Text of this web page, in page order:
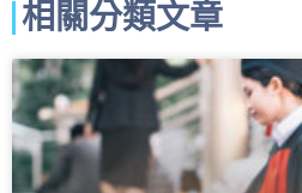
相關分類文章